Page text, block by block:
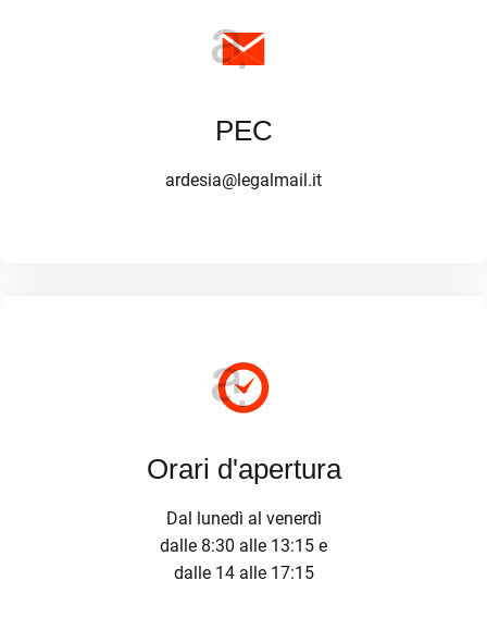
PEC
ardesia@legalmail.it
Orari d'apertura
Dal lunedì al venerdì
dalle 8:30 alle 13:15 e
dalle 14 alle 17:15